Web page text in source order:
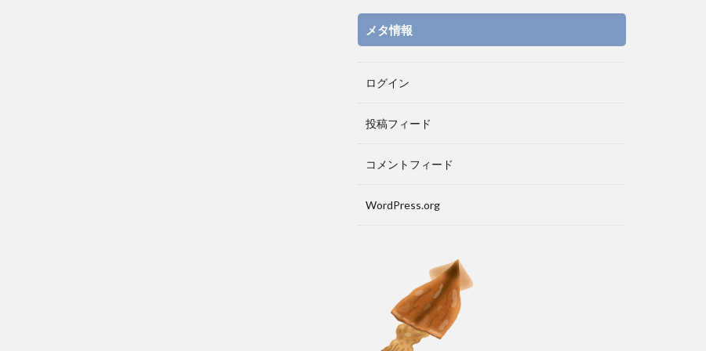
メタ情報
ログイン
投稿フィード
コメントフィード
WordPress.org